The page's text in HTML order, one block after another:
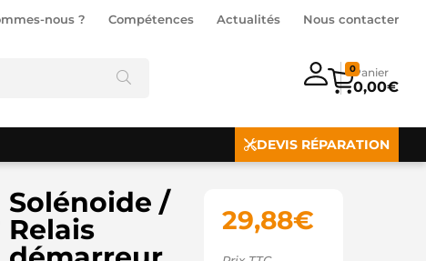
nous ? Compétences Actualités Nous contacter
0,00€
0
DEVIS RÉPARATION
Solénoide /
Relais
29,88€